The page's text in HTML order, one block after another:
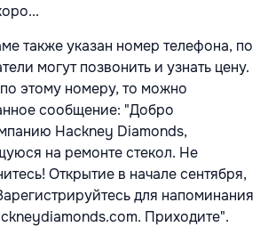
также указан номер телефона, по
могут позвонить и узнать цену.
этому номеру, то можно
сообщение: "Добро
Hackney Diamonds,
на ремонте стекол. Не
Открытие в начале сентября,
для напоминания
Приходите".